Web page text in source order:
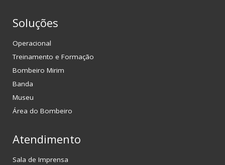
Soluções
Operacional
Treinamento e Formação
Bombeiro Mirim
Banda
Museu
Área do Bombeiro
Atendimento
Sala de Imprensa